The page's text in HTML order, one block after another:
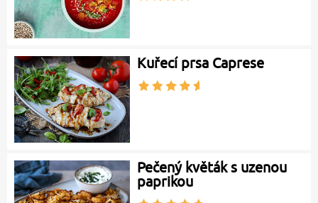
Kuřecí prsa Caprese
Pečený květák s uzenou
paprikou